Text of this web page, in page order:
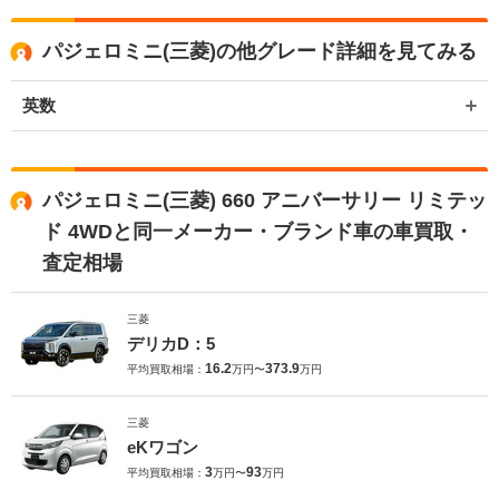
パジェロミニ(三菱)の他グレード詳細を見てみる
英数
パジェロミニ(三菱) 660 アニバーサリー リミテッ
ド 4WDと同一メーカー・ブランド車の車買取・
査定相場
三菱
デリカD：5
平均買取相場： 16.2万円〜373.9万円
三菱
eKワゴン
平均買取相場： 3万円〜93万円